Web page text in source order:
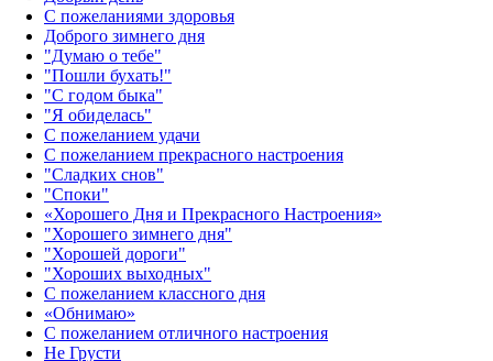
С пожеланиями здоровья
Доброго зимнего дня
"Думаю о тебе"
"Пошли бухать!"
"С годом быка"
"Я обиделась"
С пожеланием удачи
С пожеланием прекрасного настроения
"Сладких снов"
"Споки"
«Хорошего Дня и Прекрасного Настроения»
"Хорошего зимнего дня"
"Хорошей дороги"
"Хороших выходных"
С пожеланием классного дня
«Обнимаю»
С пожеланием отличного настроения
Не Грусти